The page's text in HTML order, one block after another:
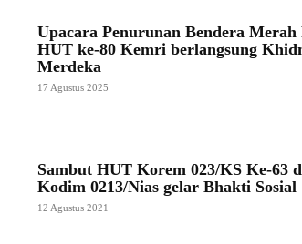
Upacara Penurunan Bendera
HUT ke-80 Kemri berlangsung
Merdeka
17 Agustus 2025
Sambut HUT Korem 023/KS Ke-63
Kodim 0213/Nias gelar Bhakti Sosial
12 Agustus 2021